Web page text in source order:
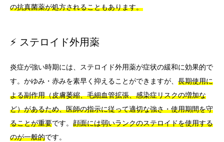
の抗真菌薬が処方されることもあります。
⚡ ステロイド外用薬
炎症が強い時期には、ステロイド外用薬が症状の緩和に効果的で
す。かゆみ・赤みを素早く抑えることができますが、 長期使用に
よる副作用（皮膚萎縮、毛細血管拡張、感染症リスクの増加な
ど）があるため、医師の指示に従って適切な強さ・使用期間を守
ることが重要です。 顔面には弱いランクのステロイドを使用する
のが一般的です。